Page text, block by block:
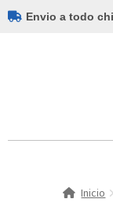
Envio a todo
Inicio